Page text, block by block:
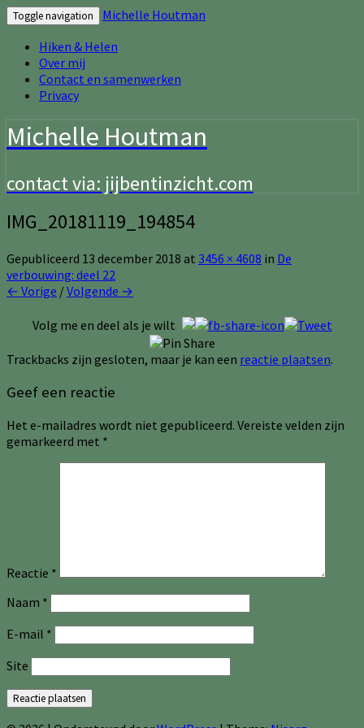
Toggle navigation
Michelle Houtman
Hiken & Helen
Over mij
Contact en samenwerken
Privacy
Michelle Houtman
contact via: jijbentinzicht.com
IMG_20181119_194854
Gepubliceerd 13 december 2018 at 3456 × 4608 in De
verbouwing: deel 22
← Vorige /Volgende →
Volg me en deel als je wilt
Trackbacks zijn gesloten, maar je kan een reactie plaatsen.
Geef een reactie
Het e-mailadres wordt niet gepubliceerd. Vereiste velden zijn
gemarkeerd met *
Reactie *
Naam *
E-mail *
Site